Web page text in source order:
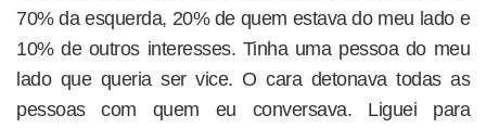
70% da esquerda, 20% de quem estava do meu lado e
10% de outros interesses. Tinha uma pessoa do meu
lado que queria ser vice. O cara detonava todas as
pessoas com quem eu conversava. Liguei para